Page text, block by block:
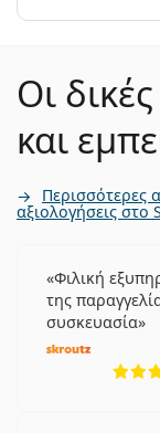
Οι
και
Περισσότερες
αξιολογήσεις στο
Φιλική
της
συσκευασία